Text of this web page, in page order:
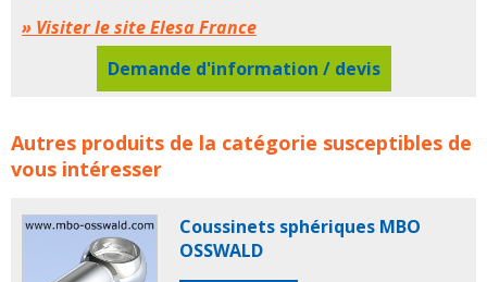
» Visiter le site Elesa France
Demande d'information / devis
ELESA France fête les 40 ans de la filiale concerne les
familles de produits :
Autres produits de la catégorie susceptibles de
vous intéresser
Coussinets sphériques MBO
OSSWALD